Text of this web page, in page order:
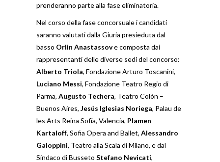
prenderanno parte alla fase eliminatoria.
Nel corso della fase concorsuale i candidati
saranno valutati dalla Giuria presieduta dal
basso Orlin Anastassove composta dai
rappresentanti delle diverse sedi del concorso:
Alberto Triola, Fondazione Arturo Toscanini,
Luciano Messi, Fondazione Teatro Regio di
Parma, Augusto Techera, Teatro Colón –
Buenos Aires, Jesús Iglesias Noriega, Palau de
les Arts Reina Sofía, Valencia, Plamen
Kartaloff, Sofia Opera and Ballet, Alessandro
Galoppini, Teatro alla Scala di Milano, e dal
Sindaco di Busseto Stefano Nevicati,